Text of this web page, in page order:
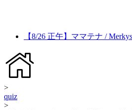
【8/26 正午】ママテナ /
>
quiz
>